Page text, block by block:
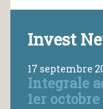
Invest
17 septembre
Integrale
1er octobre